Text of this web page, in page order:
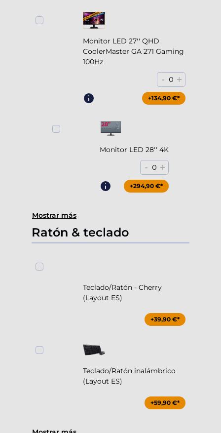
Monitor LED 27'' QHD
CoolerMaster GA 271 Gaming
100Hz
- 0 +
+204,90 €*
+134,90 €*
Monitor LED 28'' 4K
- 0 +
+294,90 €*
Mostrar más
Ratón & teclado
Teclado/Ratón - Cherry
(Layout ES)
+39,90 €*
Teclado/Ratón inalámbrico
(Layout ES)
+59,90 €*